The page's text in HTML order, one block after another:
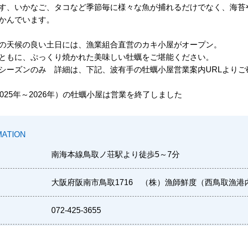
、いかなご、タコなど季節毎に様々な魚が捕れるだけでなく、海
んでいます。
天候の良い土日には、漁業組合直営のカキ小屋がオープン。
もに、ぷっくり焼かれた美味しい牡蠣をご堪能ください。
ーズンのみ 詳細は、下記、波有手の牡蠣小屋営業案内URLよりご
年～2026年）の牡蠣小屋は営業を終了しました
南海本線鳥取ノ荘駅より徒歩5～7分
大阪府阪南市鳥取1716 （株）漁師鮮度（西鳥取漁港
072-425-3655